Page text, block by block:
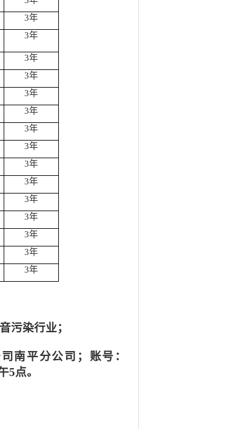
3年
3年
3年
3年
3年
3年
3年
3年
3年
3年
3年
3年
3年
3年
3年
污染行业；
南平分公司；账号：
5点。